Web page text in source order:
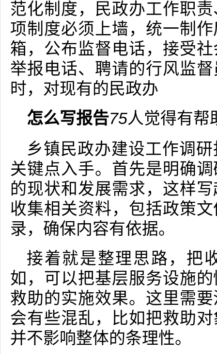
范化制度，民政办工作职
项制度必须上墙，统一制
箱，公布监督电话，接受
举报电话、聘请的行风监
时，对现有的民政办
怎么写报告75人觉得有帮
乡镇民政办建设工作调
关键点入手。首先是明确
的现状和发展需求，这样
收集相关资料，包括政策
录，确保内容有依据。
接着就是整理思路，把
如，可以把基层服务设施
救助的实施效果。这里需
会有些混乱，比如把救助
并不影响整体的条理性。